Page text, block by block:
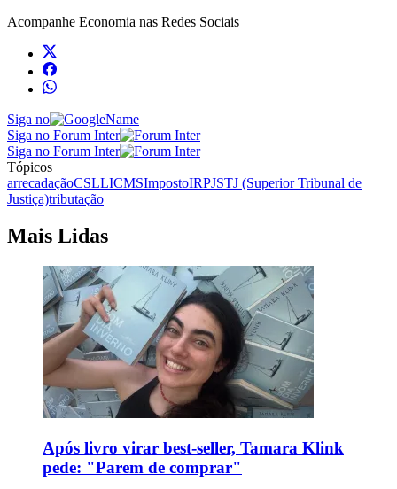
Acompanhe Economia nas Redes Sociais
Siga no
Siga no Forum Inter
Siga no Forum Inter
Tópicos
arrecadaçãoCSLLICMSImpostoIRPJSTJ (Superior Tribunal de
Justiça)tributação
Mais Lidas
Após livro virar best-seller, Tamara Klink
pede: "Parem de comprar"